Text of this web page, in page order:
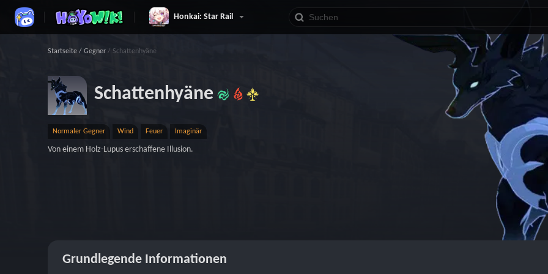
Honkai: Star Rail
Startseite / Gegner / Schattenhyäne
Schattenhyäne
Normaler Gegner Wind Feuer Imaginär
Von einem Holz-Lupus erschaffene Illusion.
Grundlegende Informationen